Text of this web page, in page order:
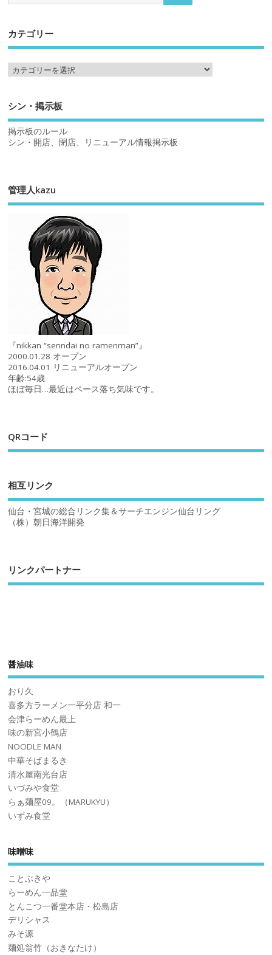
カテゴリー
シン・掲示板
掲示板のルール
シン・開店、閉店、リニューアル情報掲示板
管理人kazu
『nikkan “senndai no ramenman”』
2000.01.28 オープン
2016.04.01 リニューアルオープン
年齢:54歳
ほぼ毎日…最近はペース落ち気味です。
QRコード
相互リンク
仙台・宮城の総合リンク集＆サーチエンジン仙台リング
（株）朝日海洋開発
リンクパートナー
醤油味
おり久
喜多方ラーメン一平分店 和一
会津らーめん最上
味の新宮小鶴店
NOODLE MAN
中華そばまるき
清水屋南光台店
いづみや食堂
らぁ麺屋09。（MARUKYU）
いずみ食堂
味噌味
ことぶきや
らーめん一品堂
とんこつ一番堂本店・松島店
デリシャス
みそ源
麺処翁竹（おきなたけ）